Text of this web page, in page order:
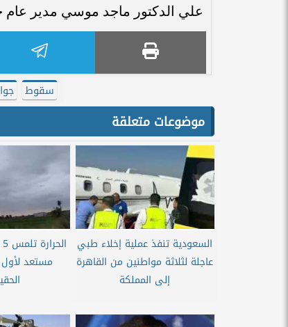
علي الدكتور ماجد موسي مدير عام
سقوط
موضوعات متعلقة
السعودية تنفذ عملية إخلاء طبي
عاجلة لثلاثة مواطنين من القاهرة
إلى المملكة
مستعد لأول